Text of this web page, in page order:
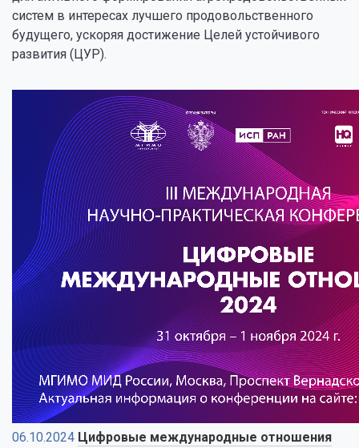
систем в интересах лучшего продовольственного
будущего, ускоряя достижение Целей устойчивого
развития (ЦУР).
06.10.2024 Цифровые международные отношения